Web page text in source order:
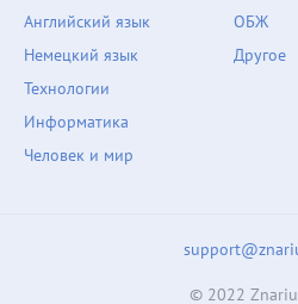
Английский язык
Немецкий язык
Технологии
Информатика
Человек и мир
ОБЖ
Другое
© 2022